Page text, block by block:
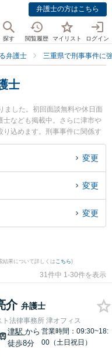
弁護士の方はこちら
探す 閲覧履歴 マイリスト ログイン
弁護士 三重県で刑事事件に
士
ました。初回面談無料や休日面
士なども掲載中。さらに津市や
り込めます。刑事事件に関係す
かな分野での絞り込み検索もで
フィスの大屋 亮介弁護士やプロ
弁護士に相談したい』『住居
を検索したい』『初回相談無料
相談予約したい』などでお困
変更
変更
変更
結果について詳しくはこちら)
31件中 1-30件を表示
介 弁護士
ト法律事務所 津オフィス
津駅から
徒歩8分
営業時間：09:30~18:
00（土日祝日）